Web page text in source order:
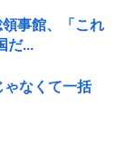
事館、「これ
だ...
ゃなくて一括